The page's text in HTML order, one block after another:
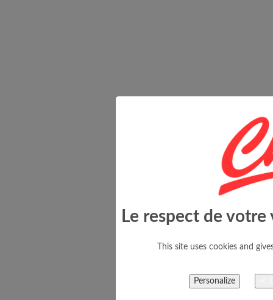
Le respect de
This site uses cookies and
Personalize